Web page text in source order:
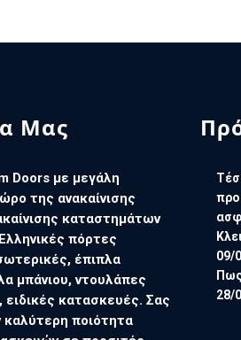
Μας
Doors με μεγάλη
της ανακαίνισης
καταστημάτων
πόρτες
έπιπλα
μπάνιου, ντουλάπες
κατασκευές. Σας
ποιότητα
09/
28/